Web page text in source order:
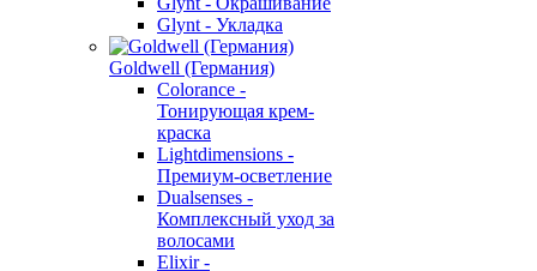
Glynt - Укладка
Goldwell (Германия)
Colorance -
Тонирующая крем-
краска
Lightdimensions -
Премиум-осветление
Dualsenses -
Комплексный уход за
волосами
Elixir -